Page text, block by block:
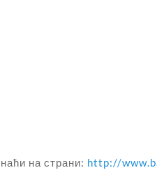
на страни: http://